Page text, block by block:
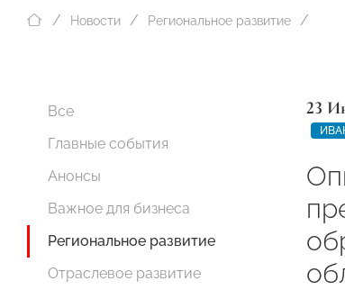
Новости Региональное развитие
Все
Главные события
Анонсы
Важное для бизнеса
Региональное развитие
Отраслевое развитие
23